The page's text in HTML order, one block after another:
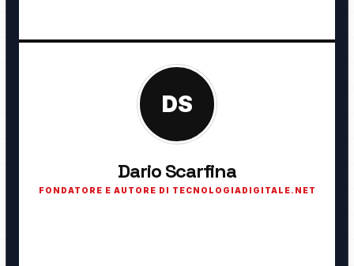
DS
Dario Scarfina
FONDATORE E AUTORE DI TECNOLOGIADIGITALE.NET